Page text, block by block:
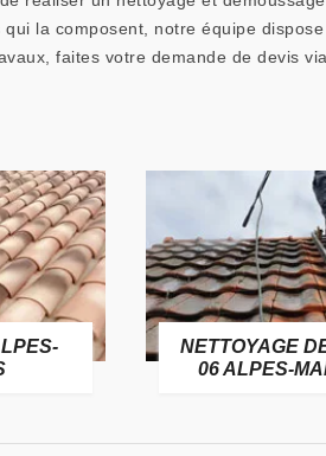
la composent, notre équipe
faites votre demande de devis
NETTOYAGE
06 ALPES-